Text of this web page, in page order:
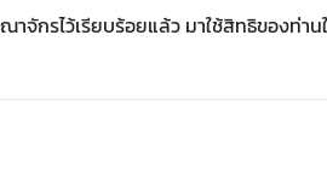
กรไว้เรียบร้อยแล้ว มาใช้สิทธิของท่า